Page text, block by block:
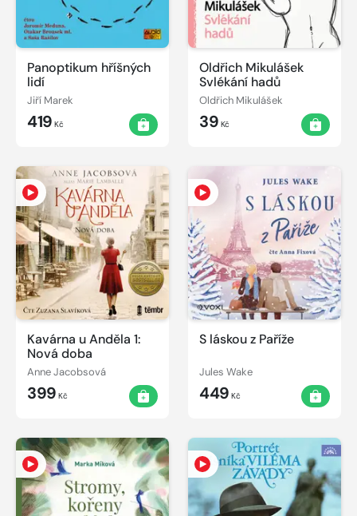
Panoptikum hříšných
lidí
Jiří Marek
419 Kč
Oldřich Mikulášek
Svlékání hadů
Oldřich Mikulášek
39 Kč
Kavárna u Anděla 1:
Nová doba
Anne Jacobsová
399 Kč
S láskou z Paříže
Jules Wake
449 Kč